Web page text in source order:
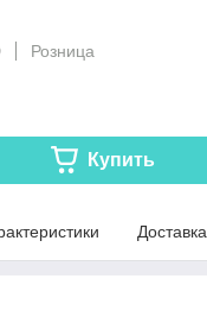
Розница
Купить
Доставка